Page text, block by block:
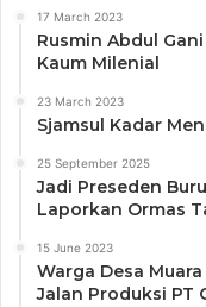
17 March 2023
Rusmin Abdul
Kaum Milenial
23 March 2023
Sjamsul Kadar
25 September 2025
Jadi Preseden
Laporkan Ormas
15 June 2023
Warga Desa
Jalan Produksi PT